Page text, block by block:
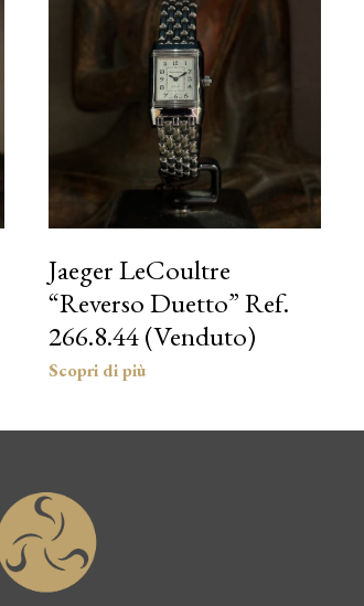
Jaeger LeCoultre
“Reverso Duetto” Ref.
266.8.44 (Venduto)